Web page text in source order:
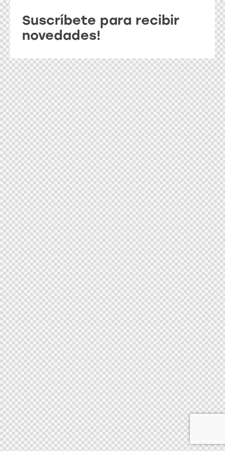
Suscríbete para recibir
novedades!